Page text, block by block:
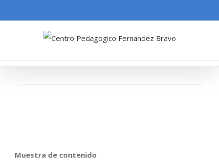
Muestra de contenido